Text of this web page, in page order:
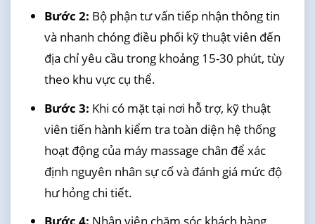
Bước 2: Bộ phận tư vấn tiếp nhận thông tin
và nhanh chóng điều phối kỹ thuật viên đến
địa chỉ yêu cầu trong khoảng 15-30 phút, tùy
theo khu vực cụ thể.
Bước 3: Khi có mặt tại nơi hỗ trợ, kỹ thuật
viên tiến hành kiểm tra toàn diện hệ thống
hoạt động của máy massage chân để xác
định nguyên nhân sự cố và đánh giá mức độ
hư hỏng chi tiết.